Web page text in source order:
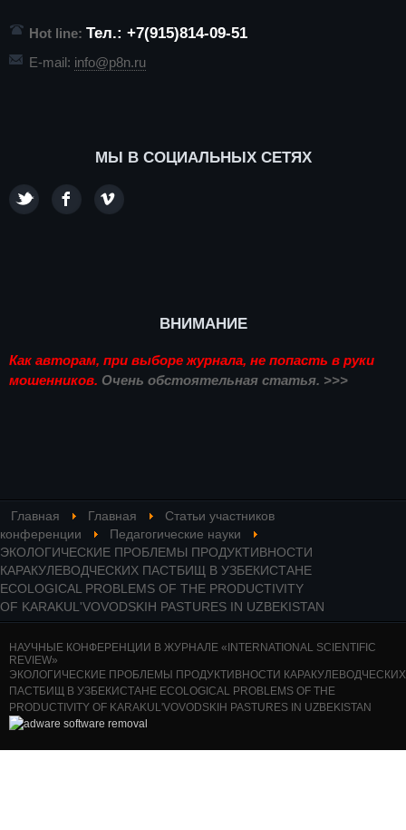
Hot line: Тел.: +7(915)814-09-51
E-mail: info@p8n.ru
МЫ В СОЦИАЛЬНЫХ СЕТЯХ
ВНИМАНИЕ
Как авторам, при выборе журнала, не попасть в руки
мошенников. Очень обстоятельная статья. >>>
Главная Главная
Статьи участников
конференции
Педагогические науки
ЭКОЛОГИЧЕСКИЕ ПРОБЛЕМЫ ПРОДУКТИВНОСТИ
КАРАКУЛЕВОДЧЕСКИХ ПАСТБИЩ В УЗБЕКИСТАНЕ
ECOLOGICAL PROBLEMS OF THE PRODUCTIVITY
OF KARAKUL'VOVODSKIH PASTURES IN UZBEKISTAN
НАУЧНЫЕ КОНФЕРЕНЦИИ В ЖУРНАЛЕ «INTERNATIONAL SCIENTIFIC
REVIEW»
ЭКОЛОГИЧЕСКИЕ ПРОБЛЕМЫ ПРОДУКТИВНОСТИ КАРАКУЛЕВОДЧЕСКИХ
ПАСТБИЩ В УЗБЕКИСТАНЕ ECOLOGICAL PROBLEMS OF THE
PRODUCTIVITY OF KARAKUL'VOVODSKIH PASTURES IN UZBEKISTAN